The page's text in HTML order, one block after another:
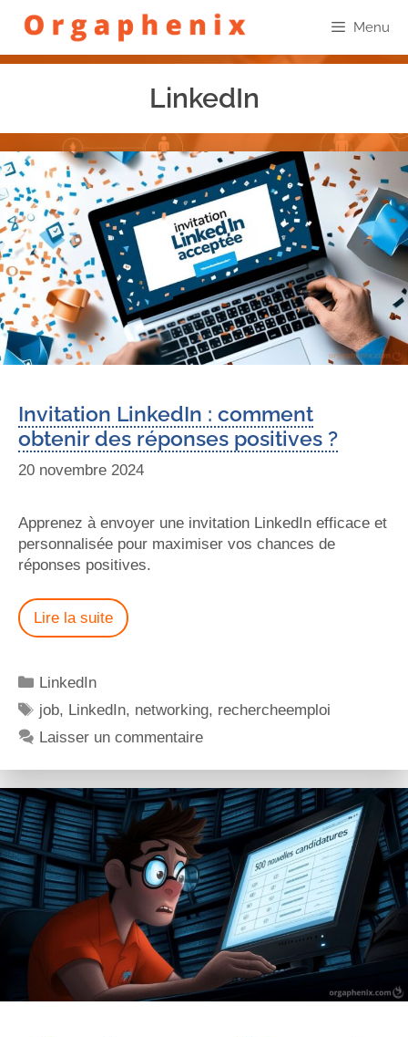
Menu
LinkedIn
Invitation LinkedIn : comment
obtenir des réponses positives ?
20 novembre 2024
Apprenez à envoyer une invitation LinkedIn efficace et
personnalisée pour maximiser vos chances de
réponses positives.
Lire la suite
LinkedIn
job, LinkedIn, networking, rechercheemploi
Laisser un commentaire